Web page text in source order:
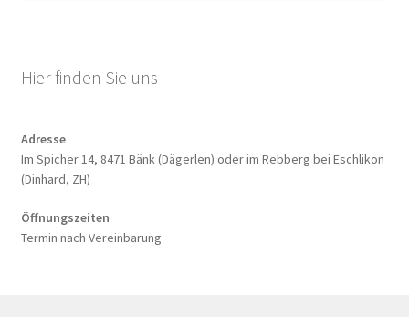
Hier finden Sie uns
Adres­se
Im Spi­cher 14, 8471 Bänk (Däger­len) oder im Reb­berg bei Esch­li­kon
(Din­hard, ZH)
Öff­nungs­zei­ten
Ter­min nach Ver­ein­ba­rung